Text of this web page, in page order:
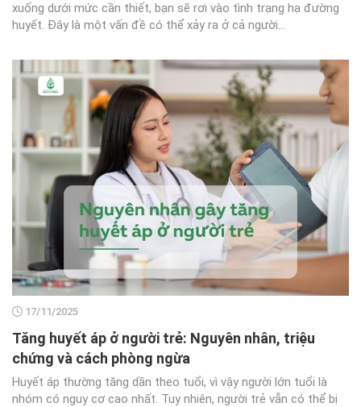
xuống dưới mức cần thiết, bạn sẽ rơi vào tình trạng hạ đường
huyết. Đây là một vấn đề có thể xảy ra ở cả người...
17/11/2025
Tăng huyết áp ở người trẻ: Nguyên nhân, triệu
chứng và cách phòng ngừa
Huyết áp thường tăng dần theo tuổi, vì vậy người lớn tuổi là
nhóm có nguy cơ cao nhất. Tuy nhiên, người trẻ vẫn có thể bị